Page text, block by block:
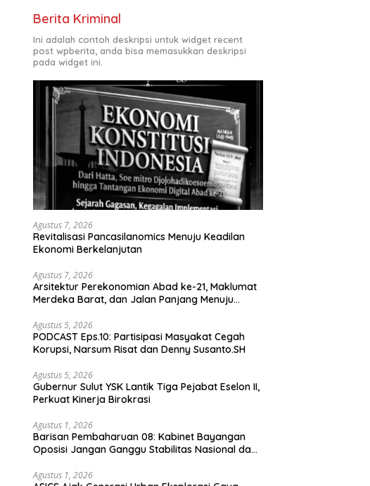
Berita Kriminal
Ini adalah contoh deskripsi untuk widget recent
post wpberita, anda bisa memasukkan deskripsi
pada widget ini.
Agustus 7, 2026
Revitalisasi Pancasilanomics Menuju Keadilan
Ekonomi Berkelanjutan
Agustus 7, 2026
Arsitektur Perekonomian Abad ke-21, Maklumat
Merdeka Barat, dan Jalan Panjang Menuju
Agustus 5, 2026
PODCAST Eps.10: Partisipasi Masyakat Cegah
Korupsi, Narsum Risat dan Denny Susanto.SH
Agustus 5, 2026
Gubernur Sulut YSK Lantik Tiga Pejabat Eselon II,
Perkuat Kinerja Birokrasi
Agustus 1, 2026
Barisan Pembaharuan 08: Kabinet Bayangan
Oposisi Jangan Ganggu Stabilitas Nasional dan
Agustus 1, 2026